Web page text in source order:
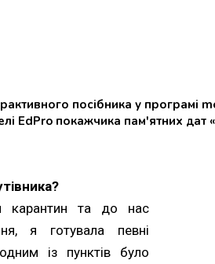
посібника у програмі
EdPro покажчика пам'ятних дат
карантин та до нас
я готувала певні
із пунктів було